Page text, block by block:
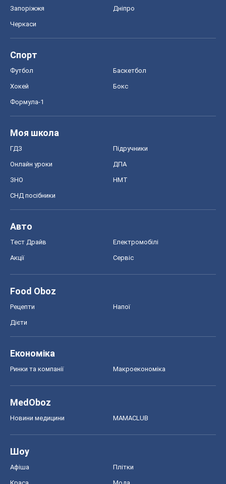
Запоріжжя Дніпро
Черкаси
Спорт
Футбол Баскетбол
Хокей Бокс
Формула-1
Моя школа
ГДЗ Підручники
Онлайн уроки ДПА
ЗНО НМТ
СНД посібники
Авто
Тест Драйв Електромобілі
Акції Сервіс
Food Oboz
Рецепти Напої
Дієти
Економіка
Ринки та компанії Макроекономіка
MedOboz
Новини медицини MAMACLUB
Шоу
Афіша Плітки